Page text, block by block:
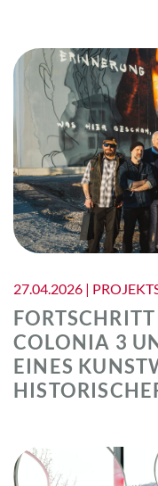
27.04.2026 |
COLONIA 3
EINES